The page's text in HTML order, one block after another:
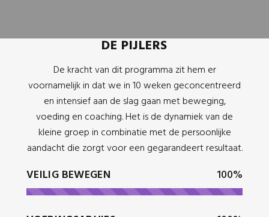
DE PIJLERS
De kracht van dit programma zit hem er
voornamelijk in dat we in 10 weken geconcentreerd
en intensief aan de slag gaan met beweging,
voeding en coaching. Het is de dynamiek van de
kleine groep in combinatie met de persoonlijke
aandacht die zorgt voor een gegarandeert resultaat.
VEILIG BEWEGEN 100%